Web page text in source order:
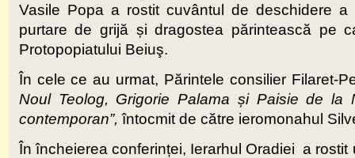
Vasile Popa a rostit cuvântul de deschidere a
purtare de grijă și dragostea părintească pe
Protopopiatului Beiuş.
În cele ce au urmat, Părintele consilier Filaret-
Noul Teolog, Grigorie Palama și Paisie de
contemporan”, întocmit de către ieromonahul
În încheierea conferinței, Ierarhul Oradiei a